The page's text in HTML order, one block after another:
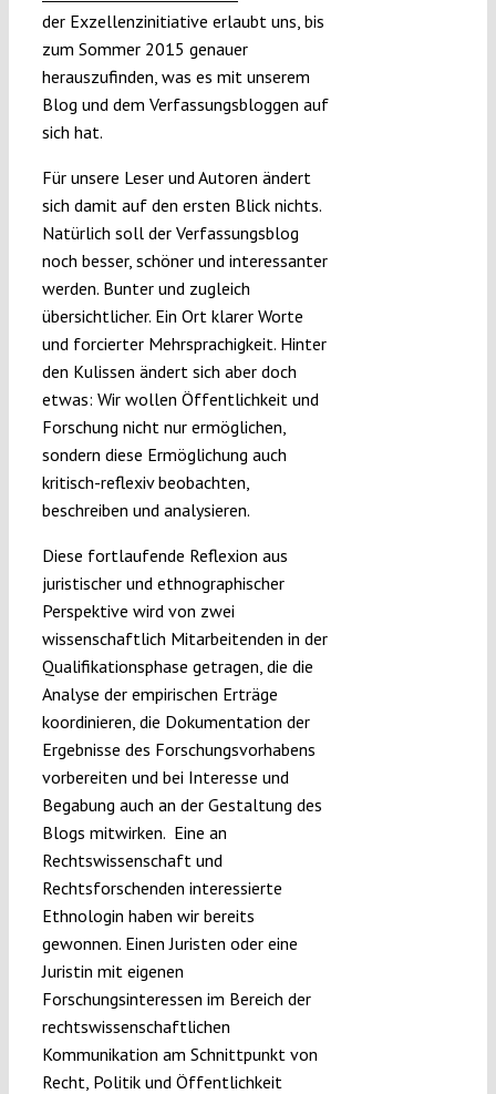
der Exzellenzinitiative erlaubt uns, bis
zum Sommer 2015 genauer
herauszufinden, was es mit unserem
Blog und dem Verfassungsbloggen auf
sich hat.
Für unsere Leser und Autoren ändert
sich damit auf den ersten Blick nichts.
Natürlich soll der Verfassungsblog
noch besser, schöner und interessanter
werden. Bunter und zugleich
übersichtlicher. Ein Ort klarer Worte
und forcierter Mehrsprachigkeit. Hinter
den Kulissen ändert sich aber doch
etwas: Wir wollen Öffentlichkeit und
Forschung nicht nur ermöglichen,
sondern diese Ermöglichung auch
kritisch-reflexiv beobachten,
beschreiben und analysieren.
Diese fortlaufende Reflexion aus
juristischer und ethnographischer
Perspektive wird von zwei
wissenschaftlich Mitarbeitenden in der
Qualifikationsphase getragen, die die
Analyse der empirischen Erträge
koordinieren, die Dokumentation der
Ergebnisse des Forschungsvorhabens
vorbereiten und bei Interesse und
Begabung auch an der Gestaltung des
Blogs mitwirken. Eine an
Rechtswissenschaft und
Rechtsforschenden interessierte
Ethnologin haben wir bereits
gewonnen. Einen Juristen oder eine
Juristin mit eigenen
Forschungsinteressen im Bereich der
rechtswissenschaftlichen
Kommunikation am Schnittpunkt von
Recht, Politik und Öffentlichkeit